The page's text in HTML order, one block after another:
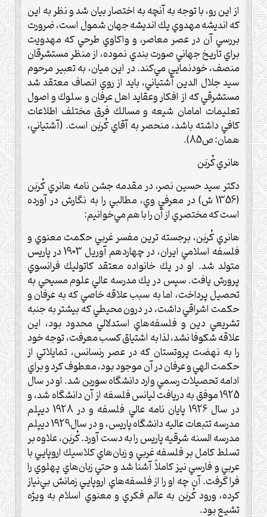
از اين رو، با توجه به آنچه به اختصار بيان شد و نظر به اين
كه انديشه مهدوي يك انديشه جهان شمول است، ضرورت
بررسي آن در عصر معاصر، و واكاوي طرحي كه مهدويت
براي تاريخ جهاني صورت بندي نموده، از منظر مستشرقان
منصف، خودنمايي مي‌كند. در اين ميان، به تعبير مرحوم
سيد جلال الدين آشتياني، بايد از روي انصاف معتقد شد
مستشرقي كه از افكار وعقايد اهل عرفان و سلوك و اصول
تعليمات امامان شيعه و مسالك فرق مختلف اطلاعات
كافي داشته باشد، منحصر به آقاي كُربَن است. (آشتياني،
همان: ص85).
هانري كُربَن
دكتر سيد حسين نصر، در مقدمه جشن نامه هانري كُربَن
(1356 ش) در معرفي وي، مطالبي را به نگارش در آورده
است كه مختصري از آن را با هم مي‌خوانيم:
هانري كُربَن، برجسته ترين مفسر غربي حكمت معنوي و
فلسفه اسلامي ايران، در چهاردهم آوريل 1903 در پاريس
متولد شد. او در يك خانواده معتقد كاتوليك فرانسوي
پرورش يافت. سپس در يك مدرسه عالي علوم مسيحي به
تحصيل پرداخت، اما به سبب علاقه خاصي كه به عرفان و
حكمت اشراقي داشت، در درون محيطي كه بيشتر به جنبه
تشريعي دين و فلسفه‌هاي استدلالي محدود بود، اين
علاقه شكوفا نشد، لذا به اشتياق كسب معرفت، توجه خود
را به نهضت پروتستان كه در عصر رنسانس، تمايلاتي از
حكمت الهي و عرفان در آن موجود بود، معطوف كرد و براي
ادامه تحصيلات رسمي وارد دانشگاه سوربن شد. او در سال
1925 موفق به دريافت ليانس فلسفه از آن دانشگاه شد، و
در سال 1926 پايان نامه عالي فلسفه و در 1928 ديپلم
مدرسه تتبعات عاليه دانشگاه پاريس، و در سال1929 ديپلم
مدرسه السنه شرقيه پاريس را به دست آورد. كُربَن، علاوه بر
تسلط كامل بر فلسفه غربي و زبان‌هاي كلاسيك اروپايي با
عربي و فارسي نيز كاملاً آشنا شد و حتي زبان‌هاي پهلوي را
فرا گرفت. آن چه او را از فلسفه‌هاي اروپايي زمانش بي‌نياز
كرده، ورود كُربَن به عالم فكري و معنوي اسلام به ويژه
تشيع بود.